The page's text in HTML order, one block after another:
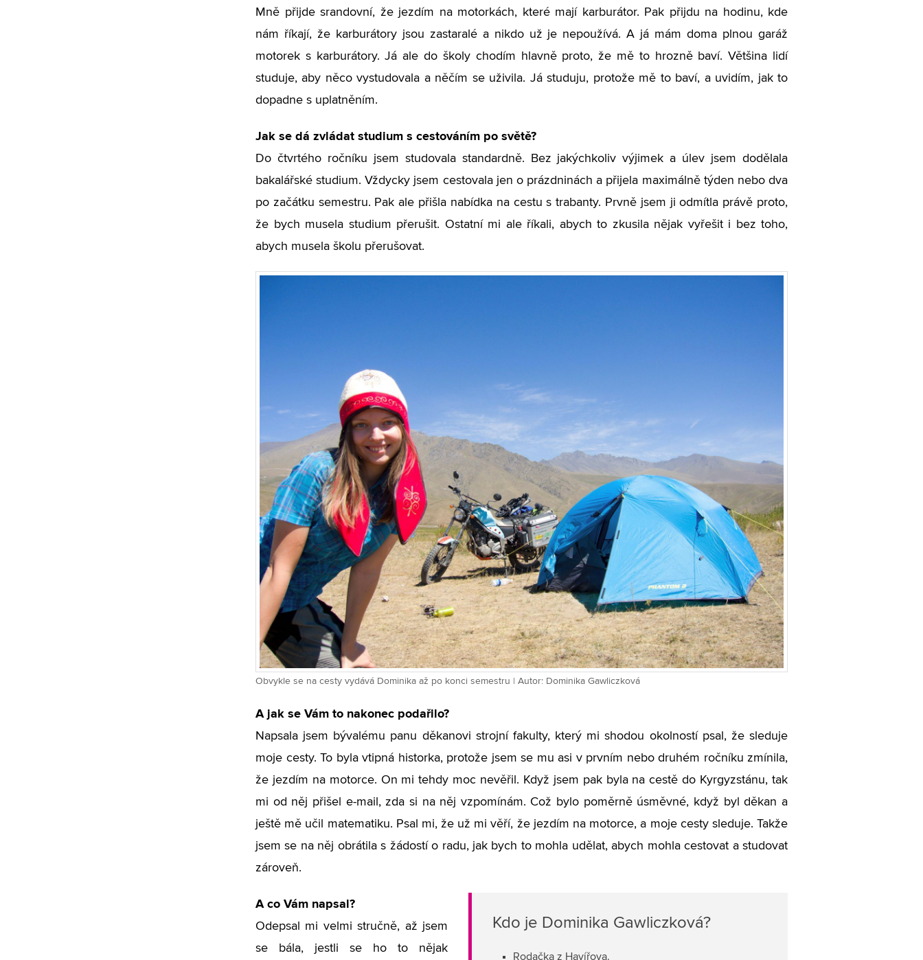
Mně přijde srandovní, že jezdím na motorkách, které mají karburátor. Pak přijdu na hodinu, kde
nám říkají, že karburátory jsou zastaralé a nikdo už je nepoužívá. A já mám doma plnou garáž
motorek s karburátory. Já ale do školy chodím hlavně proto, že mě to hrozně baví. Většina lidí
studuje, aby něco vystudovala a něčím se uživila. Já studuju, protože mě to baví, a uvidím, jak to
dopadne s uplatněním.
Jak se dá zvládat studium s cestováním po světě?
Do čtvrtého ročníku jsem studovala standardně. Bez jakýchkoliv výjimek a úlev jsem dodělala
bakalářské studium. Vždycky jsem cestovala jen o prázdninách a přijela maximálně týden nebo dva
po začátku semestru. Pak ale přišla nabídka na cestu s trabanty. Prvně jsem ji odmítla právě proto,
že bych musela studium přerušit. Ostatní mi ale říkali, abych to zkusila nějak vyřešit i bez toho,
abych musela školu přerušovat.
Obvykle se na cesty vydává Dominika až po konci semestru | Autor: Dominika Gawliczková
A jak se Vám to nakonec podařilo?
Napsala jsem bývalému panu děkanovi strojní fakulty, který mi shodou okolností psal, že sleduje
moje cesty. To byla vtipná historka, protože jsem se mu asi v prvním nebo druhém ročníku zmínila,
že jezdím na motorce. On mi tehdy moc nevěřil. Když jsem pak byla na cestě do Kyrgyzstánu, tak
mi od něj přišel e-mail, zda si na něj vzpomínám. Což bylo poměrně úsměvné, když byl děkan a
ještě mě učil matematiku. Psal mi, že už mi věří, že jezdím na motorce, a moje cesty sleduje. Takže
jsem se na něj obrátila s žádostí o radu, jak bych to mohla udělat, abych mohla cestovat a studovat
zároveň.
Kdo je Dominika Gawliczková?
Rodačka z Havířova.
A co Vám napsal?
Odepsal mi velmi stručně, až jsem
se bála, jestli se ho to nějak